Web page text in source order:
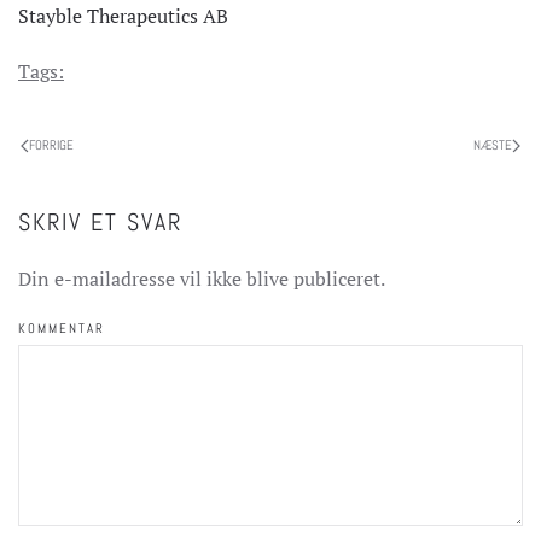
Stayble Therapeutics AB
Tags:
FORRIGE NÆSTE
SKRIV ET SVAR
Din e-mailadresse vil ikke blive publiceret.
KOMMENTAR